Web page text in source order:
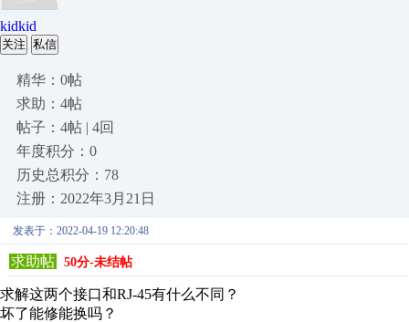
kidkid
关注 私信
精华：0帖
求助：4帖
帖子：4帖 | 4回
年度积分：0
历史总积分：78
注册：2022年3月21日
发表于：2022-04-19 12:20:48
求助帖 50分-未结帖
求解这两个接口和RJ-45有什么不同？
坏了能修能换吗？